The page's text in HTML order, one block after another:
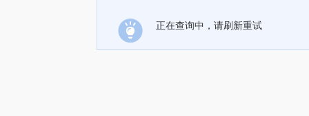
正在查询中，请刷新重试